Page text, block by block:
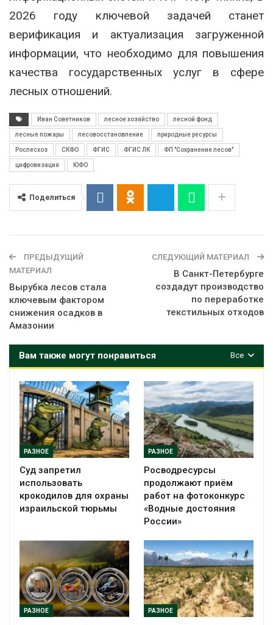
2026 году ключевой задачей станет
верификация и актуализация загруженной
информации, что необходимо для повышения
качества государственных услуг в сфере
лесных отношений.
Иван Советников лесное хозяйство лесной фонд
лесные пожары лесовосстановление природные ресурсы
Рослесхоз СКФО ФГИС ФГИС ЛК ФП "Сохранение лесов"
цифровизация ЮФО
Поделиться
ПРЕДЫДУЩИЙ
МАТЕРИАЛ
Вырубка лесов стала
ключевым фактором
снижения осадков в
Амазонии
СЛЕДУЮЩИЙ МАТЕРИАЛ
В Санкт-Петербурге
создадут производство
по переработке
текстильных отходов
Все
Вам также могут понравиться
РАЗНОЕ
Суд запретил
использовать
крокодилов для охраны
израильской тюрьмы
РАЗНОЕ
Росводресурсы
продолжают приём
работ на фотоконкурс
«Водные достояния
России»
РАЗНОЕ РАЗНОЕ